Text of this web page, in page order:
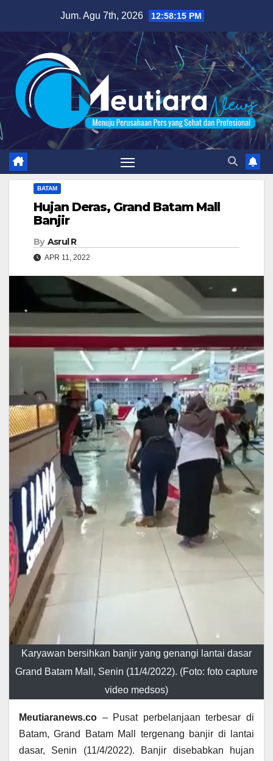
content
Jum. Agu 7th, 2026 12:58:16 PM
BATAM
Hujan Deras, Grand Batam Mall
Banjir
By Asrul R
APR 11, 2022
Karyawan bersihkan banjir yang genangi lantai dasar
Grand Batam Mall, Senin (11/4/2022). (Foto: foto capture
video medsos)
Meutiaranews.co – Pusat perbelanjaan terbesar di
Batam, Grand Batam Mall tergenang banjir di lantai
dasar, Senin (11/4/2022). Banjir disebabkan hujan